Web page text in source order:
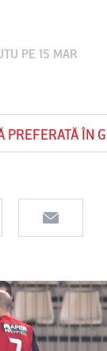
PE 15 MAR
PREFERATĂ ÎN